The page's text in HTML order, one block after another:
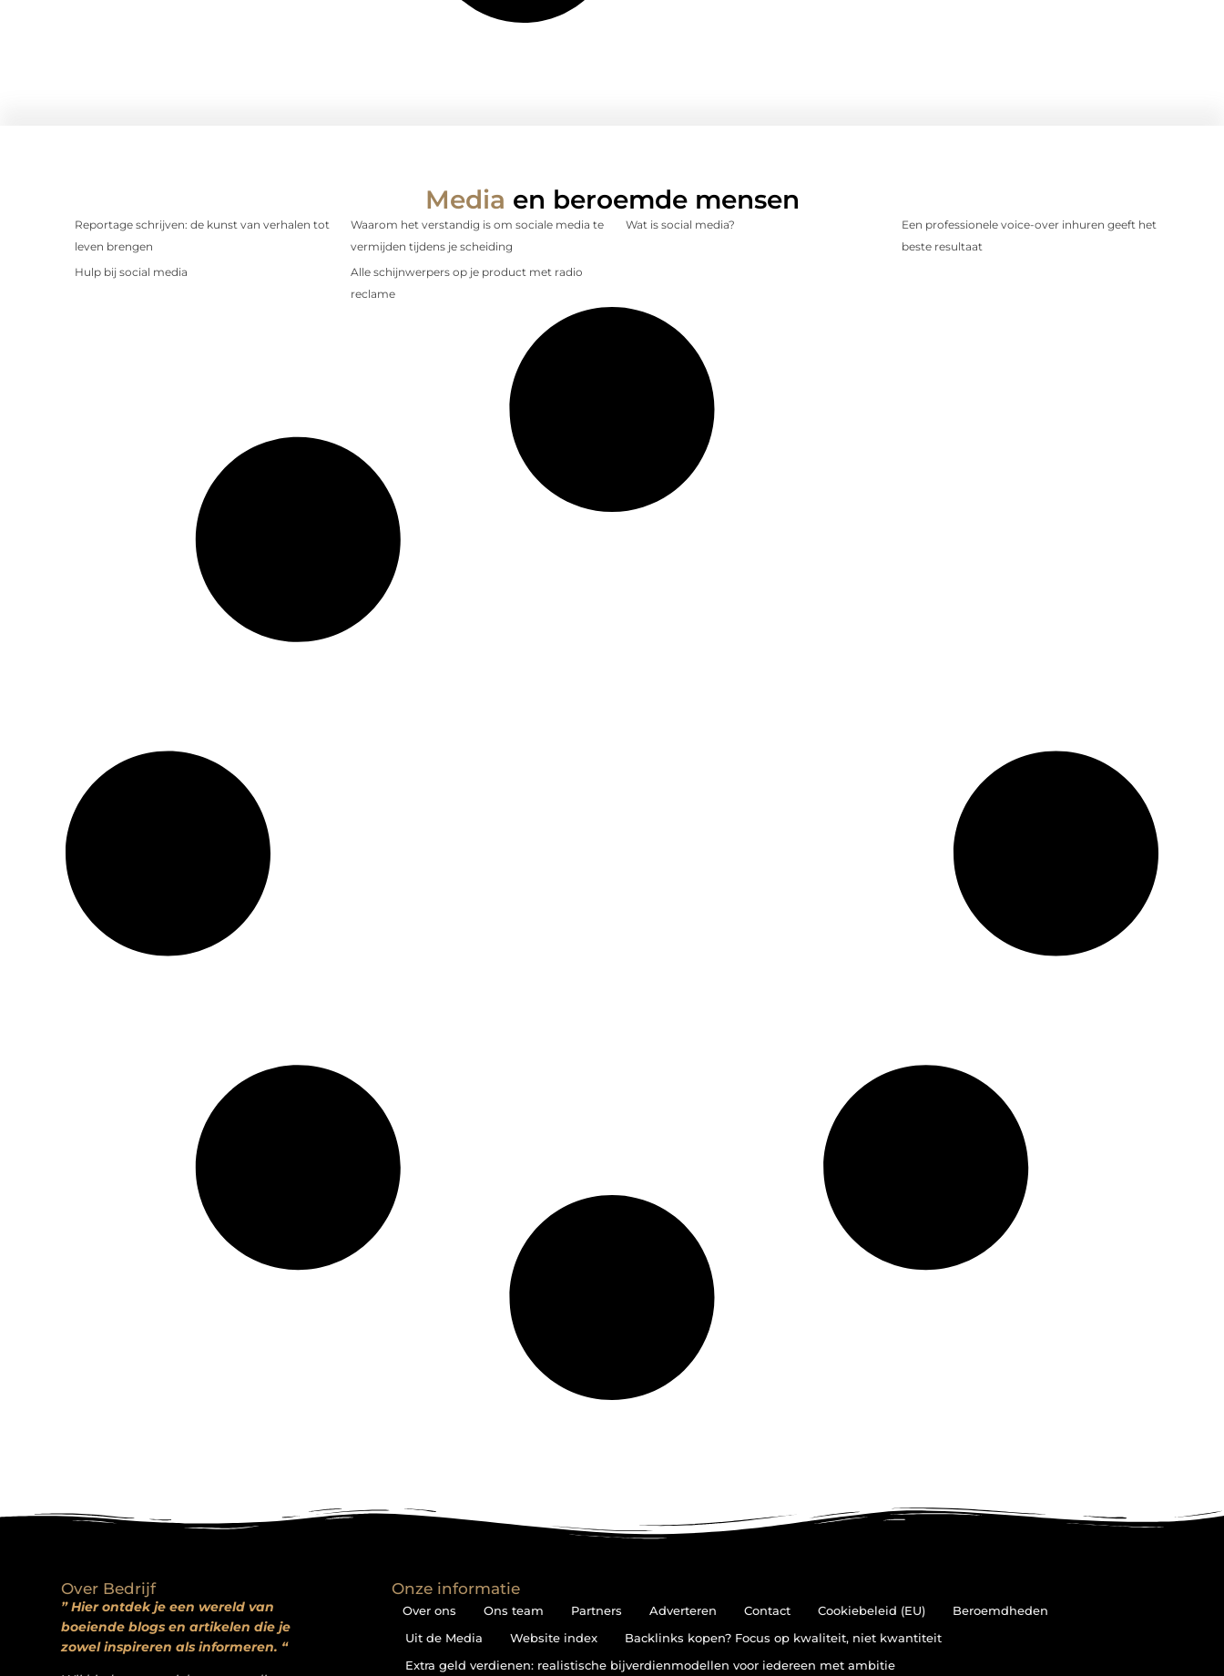
Media en beroemde mensen
Reportage schrijven: de kunst van verhalen tot
leven brengen
Waarom het verstandig is om sociale media te
vermijden tijdens je scheiding
Wat is social media?
Een professionele voice-over inhuren geeft het
beste resultaat
Hulp bij social media
Alle schijnwerpers op je product met radio
reclame
Over Bedrijf
” Hier ontdek je een wereld van
boeiende blogs en artikelen die je
zowel inspireren als informeren. “
Onze informatie
Over ons Ons team Partners Adverteren Contact Cookiebeleid (EU)
Beroemdheden
Uit de Media
Website index
Backlinks kopen? Focus op kwaliteit, niet kwantiteit
Extra geld verdienen: realistische bijverdienmodellen voor iedereen met ambitie